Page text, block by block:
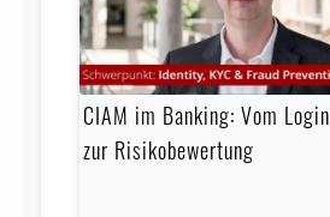
CIAM im Banking: Vom Login
zur Risikobewertung